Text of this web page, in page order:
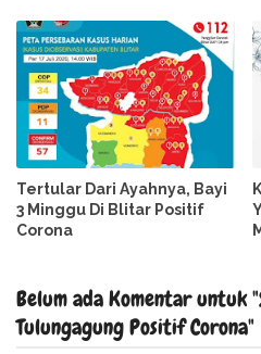
Tertular Dari Ayahnya, Bayi
3 Minggu Di Blitar Positif
Corona
Belum ada Komentar untuk
Tulungagung Positif Corona"